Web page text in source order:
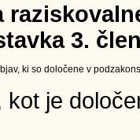
3.
ki so določene v
kot je